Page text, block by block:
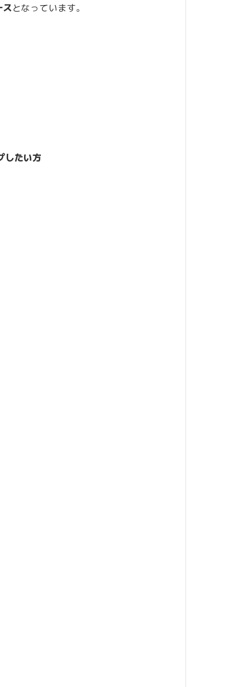
となっています。
したい方